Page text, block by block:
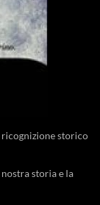
ricognizione storico
storia e la